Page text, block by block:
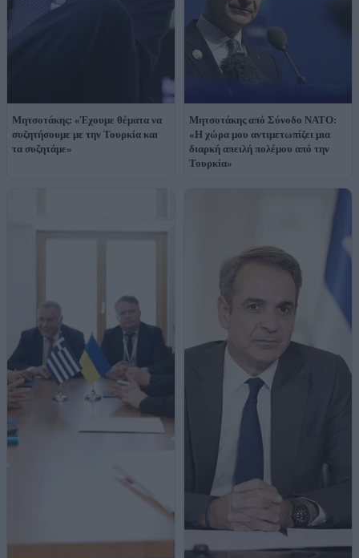
Μητσοτάκης: «Έχουμε θέματα να
συζητήσουμε με την Τουρκία και
τα συζητάμε»
Μητσοτάκης από Σύνοδο ΝΑΤΟ:
«Η χώρα μου αντιμετωπίζει μια
διαρκή απειλή πολέμου από την
Τουρκία»